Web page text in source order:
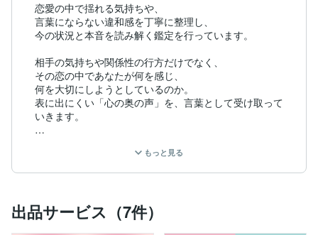
恋愛の中で揺れる気持ちや、
言葉にならない違和感を丁寧に整理し、
今の状況と本音を読み解く鑑定を行っています。
相手の気持ちや関係性の行方だけでなく、
その恋の中であなたが何を感じ、
何を大切にしようとしているのか。
表に出にくい「心の奥の声」を、言葉として受け取って
いきます。
自分がどうしたいのか分からなくなってしまった経験が
あります。
答えに振り回されず、気持ちを整理できる鑑定を大切に
しています。
もっと見る
出品サービス（7件）